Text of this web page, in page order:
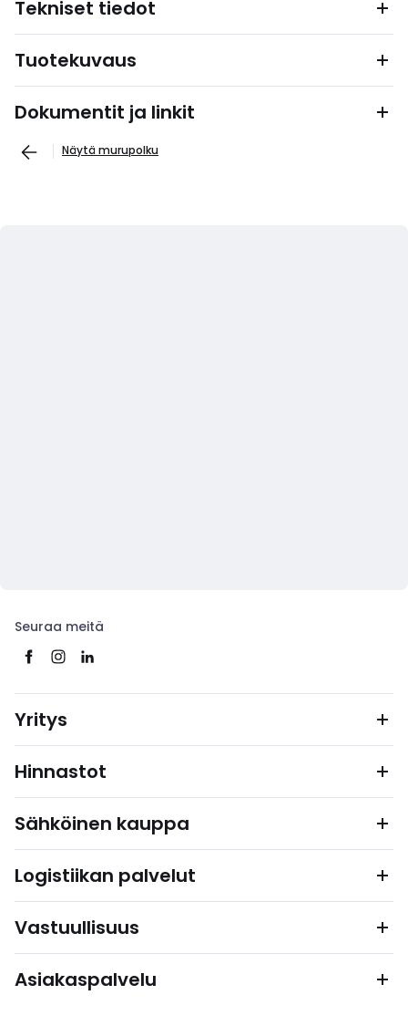
Tekniset tiedot
Tuotekuvaus
Dokumentit ja linkit
Näytä murupolku
Seuraa meitä
Yritys
Hinnastot
Sähköinen kauppa
Logistiikan palvelut
Vastuullisuus
Asiakaspalvelu